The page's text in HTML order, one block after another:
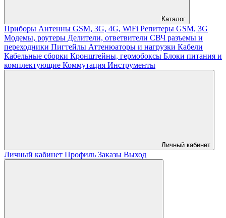
Каталог
Приборы Антенны GSM, 3G, 4G, WiFi Репитеры GSM, 3G
Модемы, роутеры Делители, ответвители СВЧ разъемы и
переходники Пигтейлы Аттенюаторы и нагрузки Кабели
Кабельные сборки Кронштейны, гермобоксы Блоки питания и
комплектующие Коммутация Инструменты
Личный кабинет
Личный кабинет Профиль Заказы Выход